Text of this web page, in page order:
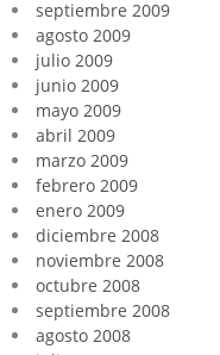
septiembre 2009
agosto 2009
julio 2009
junio 2009
mayo 2009
abril 2009
marzo 2009
febrero 2009
enero 2009
diciembre 2008
noviembre 2008
octubre 2008
septiembre 2008
agosto 2008